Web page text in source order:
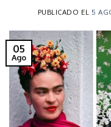
PUBLICADO EL 5
05
Ago